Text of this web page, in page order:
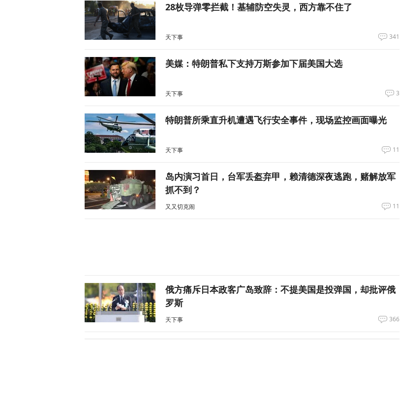
28枚导弹零拦截！基辅防空失灵，西方靠不住了
天下事 341
美媒：特朗普私下支持万斯参加下届美国大选
天下事 3
特朗普所乘直升机遭遇飞行安全事件，现场监控画面曝光
天下事 11
岛内演习首日，台军丢盔弃甲，赖清德深夜逃跑，赌解放军
抓不到？
又又切克闹 11
俄方痛斥日本政客广岛致辞：不提美国是投弹国，却批评俄
罗斯
天下事 366